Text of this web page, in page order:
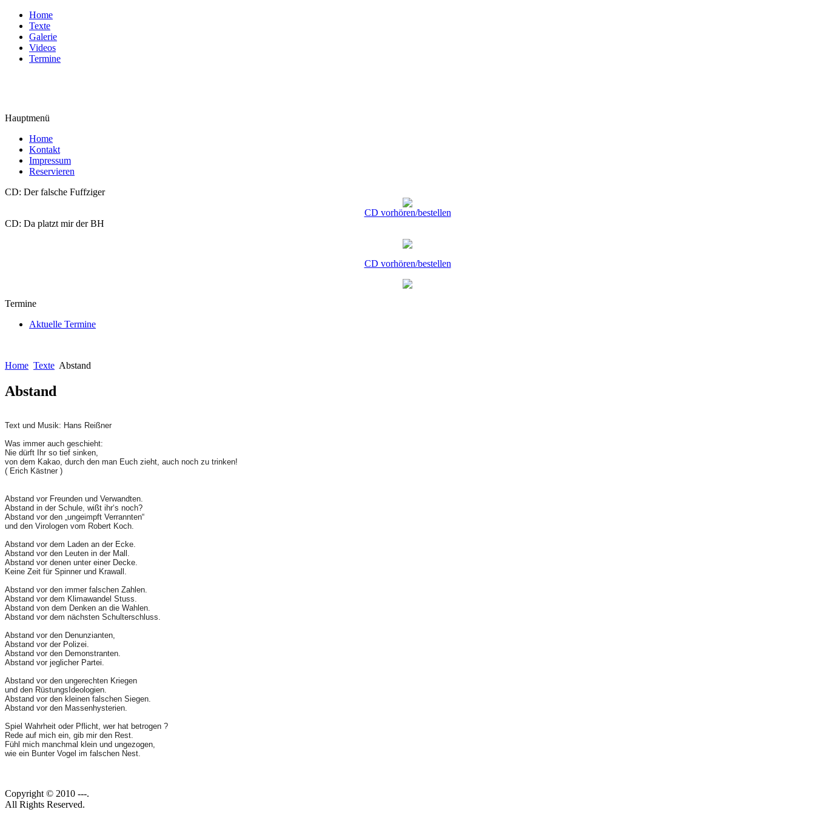
Home
Texte
Galerie
Videos
Termine
Hauptmenü
Home
Kontakt
Impressum
Reservieren
CD: Der falsche Fuffziger
CD vorhören/bestellen
CD: Da platzt mir der BH
CD vorhören/bestellen
Termine
Aktuelle Termine
Home Texte Abstand
Abstand
Text und Musik: Hans Reißner
Was immer auch geschieht:
Nie dürft Ihr so tief sinken,
von dem Kakao, durch den man Euch zieht, auch noch zu trinken!
( Erich Kästner )
Abstand vor Freunden und Verwandten.
Abstand in der Schule, wißt ihr‘s noch?
Abstand vor den „ungeimpft Verrannten“
und den Virologen vom Robert Koch.
Abstand vor dem Laden an der Ecke.
Abstand vor den Leuten in der Mall.
Abstand vor denen unter einer Decke.
Keine Zeit für Spinner und Krawall.
Abstand vor den immer falschen Zahlen.
Abstand vor dem Klimawandel Stuss.
Abstand von dem Denken an die Wahlen.
Abstand vor dem nächsten Schulterschluss.
Abstand vor den Denunzianten,
Abstand vor der Polizei.
Abstand vor den Demonstranten.
Abstand vor jeglicher Partei.
Abstand vor den ungerechten Kriegen
und den RüstungsIdeologien.
Abstand vor den kleinen falschen Siegen.
Abstand vor den Massenhysterien.
Spiel Wahrheit oder Pflicht, wer hat betrogen ?
Rede auf mich ein, gib mir den Rest.
Fühl mich manchmal klein und ungezogen,
wie ein Bunter Vogel im falschen Nest.
Copyright © 2010 ---.
All Rights Reserved.